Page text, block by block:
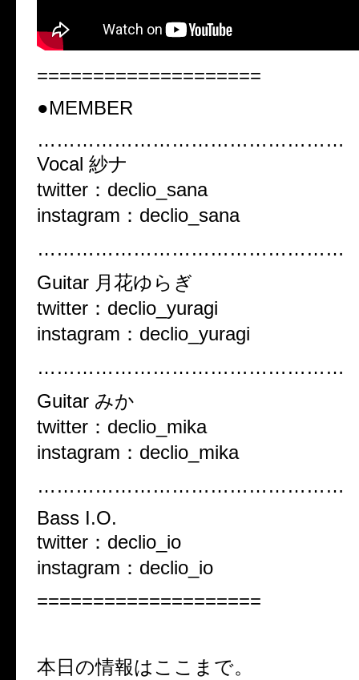
====================
●MEMBER
…………………………………………
Vocal 紗ナ
twitter：declio_sana
instagram：declio_sana
…………………………………………
Guitar 月花ゆらぎ
twitter：declio_yuragi
instagram：declio_yuragi
…………………………………………
Guitar みか
twitter：declio_mika
instagram：declio_mika
…………………………………………
Bass I.O.
twitter：declio_io
instagram：declio_io
====================
本日の情報はここまで。